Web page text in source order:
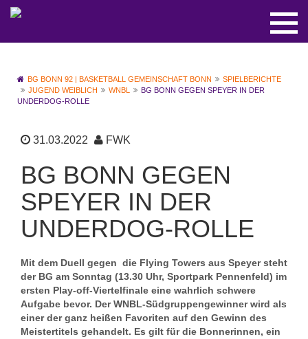
BG BONN 92 | BASKETBALL GEMEINSCHAFT BONN
SPIELBERICHTE
JUGEND WEIBLICH
WNBL
BG BONN GEGEN SPEYER IN DER
UNDERDOG-ROLLE
31.03.2022 FWK
BG BONN GEGEN
SPEYER IN DER
UNDERDOG-ROLLE
Mit dem Duell gegen die Flying Towers aus Speyer steht
der BG am Sonntag (13.30 Uhr, Sportpark Pennenfeld) im
ersten Play-off-Viertelfinale eine wahrlich schwere
Aufgabe bevor. Der WNBL-Südgruppengewinner wird als
einer der ganz heißen Favoriten auf den Gewinn des
Meistertitels gehandelt. Es gilt für die Bonnerinnen, ein